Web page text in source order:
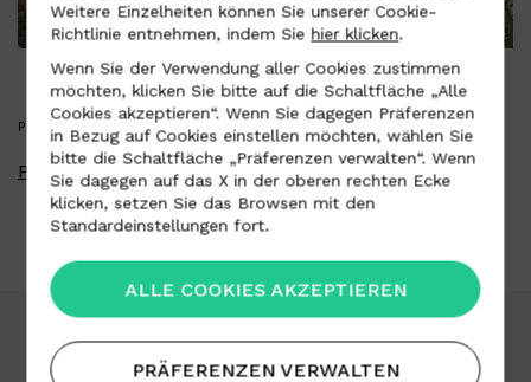
PRESS KIT
Presse-Kit herunterladen
Download-Bereich Arbeit mit uns
Weitere Einzelheiten können Sie unserer Cookie-
Richtlinie entnehmen, indem Sie hier klicken.
Wenn Sie der Verwendung aller Cookies zustimmen
möchten, klicken Sie bitte auf die Schaltfläche „Alle
Cookies akzeptieren“. Wenn Sie dagegen Präferenzen
in Bezug auf Cookies einstellen möchten, wählen Sie
bitte die Schaltfläche „Präferenzen verwalten“. Wenn
Sie dagegen auf das X in der oberen rechten Ecke
klicken, setzen Sie das Browsen mit den
Standardeinstellungen fort.
ALLE COOKIES AKZEPTIEREN
PRÄFERENZEN VERWALTEN